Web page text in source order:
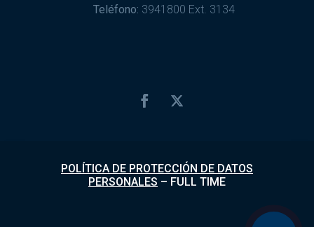
Teléfono: 3941800 Ext. 3134
POLÍTICA DE PROTECCIÓN DE DATOS
PERSONALES – FULL TIME